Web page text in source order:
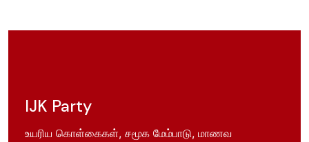
IJK Party
உயரிய கொள்கைகள், சமூக மேம்பாடு, மாணவ